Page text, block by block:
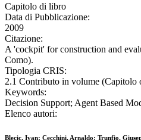
Capitolo di libro
Data di Pubblicazione:
2009
Citazione:
A 'cockpit' for construction and
Como).
Tipologia CRIS:
2.1 Contributo in volume (Capitolo
Keywords:
Decision Support; Agent Based
Elenco autori:
Blecic, Ivan; Cecchini, Arnaldo; Trunfio,